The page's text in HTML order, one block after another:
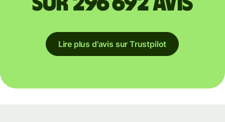
Lire plus d'avis sur Trustpilot